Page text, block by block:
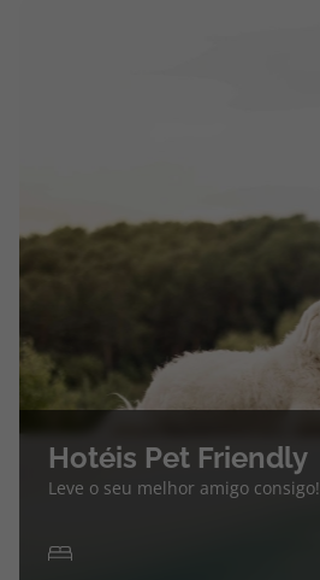
Hotéis Pet Friendly
Leve o seu melhor amigo consigo!